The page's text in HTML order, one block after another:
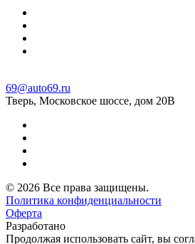
69@auto69.ru
Тверь, Московское шоссе, дом 20В
© 2026 Все права защищены.
Политика конфиденциальности
Оферта
Разработано
Продолжая использовать сайт, вы